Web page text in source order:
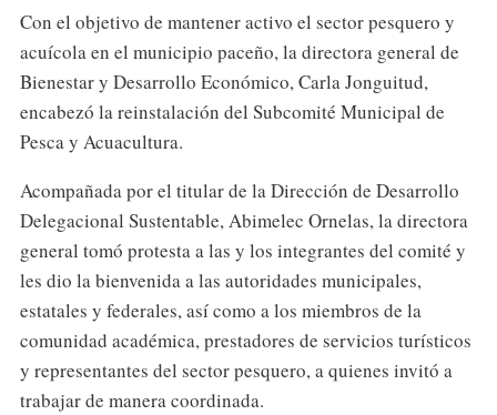
Con el objetivo de mantener activo el sector pesquero y
acuícola en el municipio paceño, la directora general de
Bienestar y Desarrollo Económico, Carla Jonguitud,
encabezó la reinstalación del Subcomité Municipal de
Pesca y Acuacultura.
Acompañada por el titular de la Dirección de Desarrollo
Delegacional Sustentable, Abimelec Ornelas, la directora
general tomó protesta a las y los integrantes del comité y
les dio la bienvenida a las autoridades municipales,
estatales y federales, así como a los miembros de la
comunidad académica, prestadores de servicios turísticos
y representantes del sector pesquero, a quienes invitó a
trabajar de manera coordinada.